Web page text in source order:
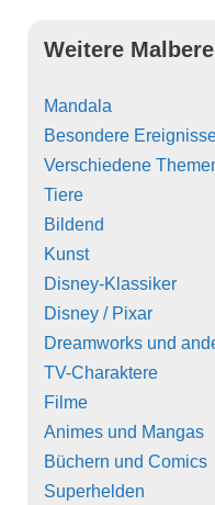
Weitere
Mandala
Besondere
Verschiedene
Tiere
Bildend
Kunst
Disney-Klassiker
Disney / Pixar
Dreamworks und
TV-Charaktere
Filme
Animes und Mangas
Büchern und Comics
Superhelden